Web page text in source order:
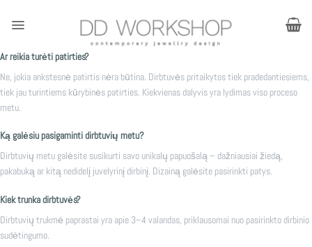
Ar reikia turėti patirties?
Ne, jokia ankstesnė patirtis nėra būtina. Dirbtuvės pritaikytos tiek pradedantiesiems,
tiek jau turintiems kūrybinės patirties. Kiekvienas dalyvis yra lydimas viso proceso
metu.
Ką galėsiu pasigaminti dirbtuvių metu?
Dirbtuvių metu galėsite susikurti savo unikalų papuošalą – dažniausiai žiedą,
pakabuką ar kitą nedidelį juvelyrinį dirbinį. Dizainą galėsite pasirinkti patys.
Kiek trunka dirbtuvės?
Dirbtuvių trukmė paprastai yra apie 3–4 valandas, priklausomai nuo pasirinkto dirbinio
sudėtingumo.